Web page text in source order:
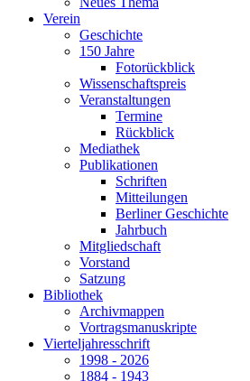
Verein
Geschichte
150 Jahre
Fotorückblick
Wissenschaftspreis
Veranstaltungen
Termine
Rückblick
Mediathek
Publikationen
Schriften
Mitteilungen
Berliner Geschichte
Jahrbuch
Mitgliedschaft
Vorstand
Satzung
Bibliothek
Archivmappen
Vortragsmanuskripte
Vierteljahresschrift
1998 - 2026
1884 - 1943